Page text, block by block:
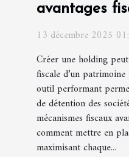
avantages
13 décembre 2025
Créer une holding
fiscale d’un
outil performant
de détention des
mécanismes fiscaux
comment mettre en
maximisant chaque...